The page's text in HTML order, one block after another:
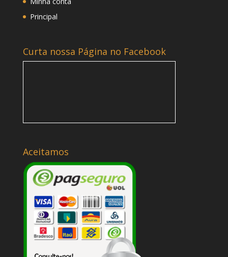
Principal
Curta nossa Página no Facebook
Aceitamos